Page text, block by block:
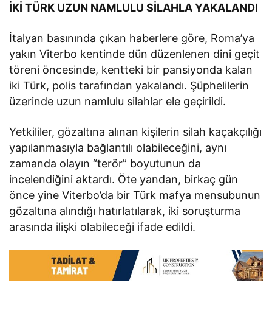
İKİ TÜRK UZUN NAMLULU SİLAHLA YAKALANDI
İtalyan basınında çıkan haberlere göre, Roma’ya
yakın Viterbo kentinde dün düzenlenen dini geçit
töreni öncesinde, kentteki bir pansiyonda kalan
iki Türk, polis tarafından yakalandı. Şüphelilerin
üzerinde uzun namlulu silahlar ele geçirildi.
Yetkililer, gözaltına alınan kişilerin silah kaçakçılığı
yapılanmasıyla bağlantılı olabileceğini, aynı
zamanda olayın “terör” boyutunun da
incelendiğini aktardı. Öte yandan, birkaç gün
önce yine Viterbo’da bir Türk mafya mensubunun
gözaltına alındığı hatırlatılarak, iki soruşturma
arasında ilişki olabileceği ifade edildi.